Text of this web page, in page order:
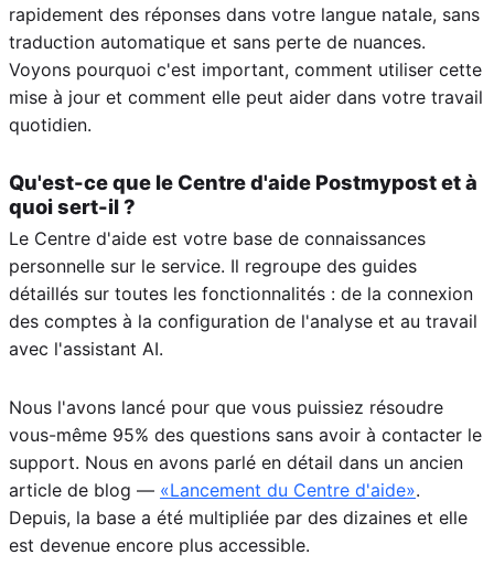
rapidement des réponses dans votre langue natale, sans
traduction automatique et sans perte de nuances.
Voyons pourquoi c'est important, comment utiliser cette
mise à jour et comment elle peut aider dans votre travail
quotidien.
Qu'est-ce que le Centre d'aide Postmypost et à
quoi sert-il ?
Le Centre d'aide est votre base de connaissances
personnelle sur le service. Il regroupe des guides
détaillés sur toutes les fonctionnalités : de la connexion
des comptes à la configuration de l'analyse et au travail
avec l'assistant AI.
Nous l'avons lancé pour que vous puissiez résoudre
vous-même 95% des questions sans avoir à contacter le
support. Nous en avons parlé en détail dans un ancien
article de blog — «Lancement du Centre d'aide».
Depuis, la base a été multipliée par des dizaines et elle
est devenue encore plus accessible.